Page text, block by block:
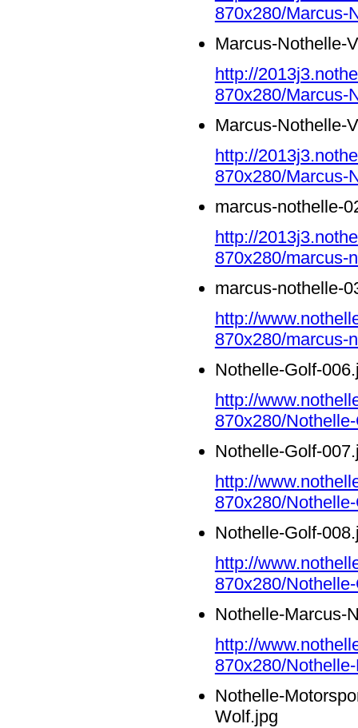
870x280/Marcus-
Marcus-Nothelle-
http://
870x280/Marcus-
Marcus-Nothelle-
http://
870x280/Marcus-
marcus-nothelle-
http://
870x280/marcus-
marcus-nothelle-
http://
870x280/marcus-
Nothelle-Golf-
http://
870x280/
Nothelle-Golf-
http://
870x280/
Nothelle-Golf-
http://
870x280/
Nothelle-Marcus-
http://
870x280/
Nothelle-
Wolf.jpg